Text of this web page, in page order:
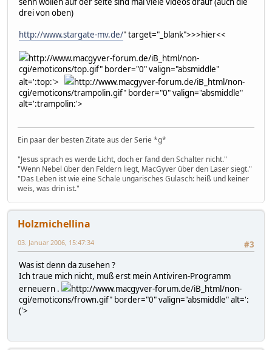
drei von oben)
http://www.stargate-mv.de/" target="_blank">>>hier<<
http://www.macgyver-forum.de/iB_html/non-
cgi/emoticons/top.gif" border="0" valign="absmiddle"
alt=':top:'>
http://www.macgyver-forum.de/iB_html/non-
cgi/emoticons/trampolin.gif" border="0" valign="absmiddle"
alt=':trampolin:'>
Ein paar der besten Zitate aus der Serie *g*
"Jesus sprach es werde Licht, doch er fand den Schalter nicht."
"Wenn Nebel über den Feldern liegt, MacGyver über den Laser siegt."
"Das Leben ist wie eine Schale ungarisches Gulasch: heiß und keiner
weis, was drin ist."
Holzmichellina
#3
03. Januar 2006, 15:47:34
Was ist denn da zusehen ?
Ich traue mich nicht, muß erst mein Antiviren-Programm
erneuern .
http://www.macgyver-forum.de/iB_html/non-
cgi/emoticons/frown.gif" border="0" valign="absmiddle" alt=':
('>